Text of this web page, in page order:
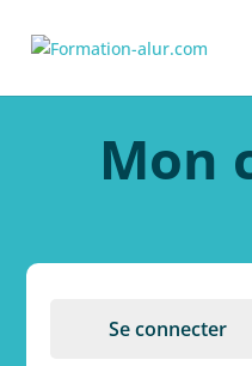
Mon
Se connecter